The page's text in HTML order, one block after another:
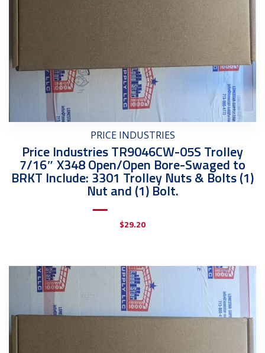
PRICE INDUSTRIES
Price Industries TR9046CW-05S Trolley
7/16″ X348 Open/Open Bore-Swaged to
BRKT Include: 3301 Trolley Nuts & Bolts (1)
Nut and (1) Bolt.
$29.20